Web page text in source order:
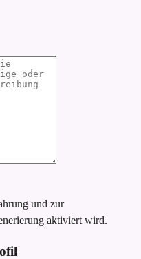
und zur
aktiviert wird.